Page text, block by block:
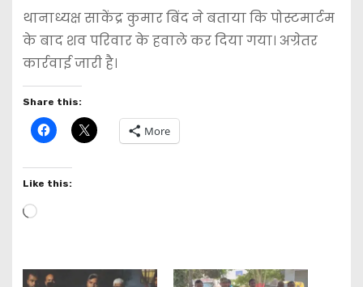
थानाध्यक्ष साकेंद्र कुमार बिंद ने बताया कि पोस्टमार्टम
के बाद शव परिवार के हवाले कर दिया गया। अग्रेतर
कार्रवाई जारी है।
Share this:
More
Like this:
L
d